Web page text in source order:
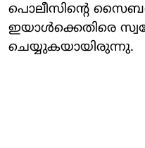
പൊലീസിന്റെ
ഇയാൾക്കെതിരെ
ചെയ്യുകയായിരുന്നു.